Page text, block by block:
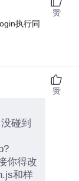
执行同
赞
碰到
你得改
和样
赞